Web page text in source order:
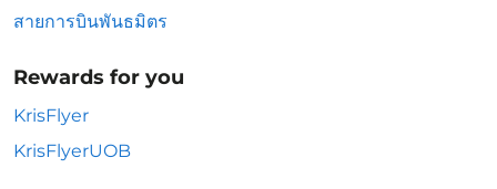
สายการบินพันธมิตร
Rewards for you
KrisFlyer
KrisFlyerUOB